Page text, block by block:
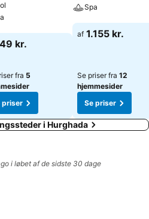
kr.
fra 5
priser
Spa
Se priser
af 1.155 kr.
Se priser fra 12
hjemmesider
Se priser
i Hurghada
i løbet af de sidste 30 dage